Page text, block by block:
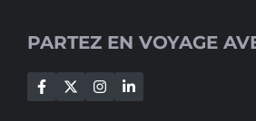
PARTEZ EN VOYAGE